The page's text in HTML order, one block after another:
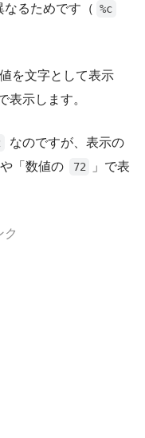
るためです（ %c
を文字として表示
表示します。
なのですが、表示の
や「数値の 72
」で表
ク